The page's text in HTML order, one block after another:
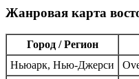
Жанровая карта
Город / Регион
Ньюарк, Нью-Джерси